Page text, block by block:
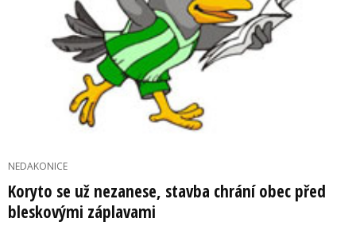
NEDAKONICE
Koryto se už nezanese, stavba chrání obec před
bleskovými záplavami